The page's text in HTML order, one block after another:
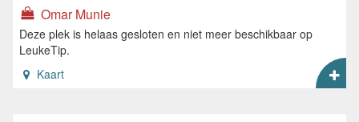
Omar Munie
Deze plek is helaas gesloten en niet meer beschikbaar op
LeukeTip.
Kaart